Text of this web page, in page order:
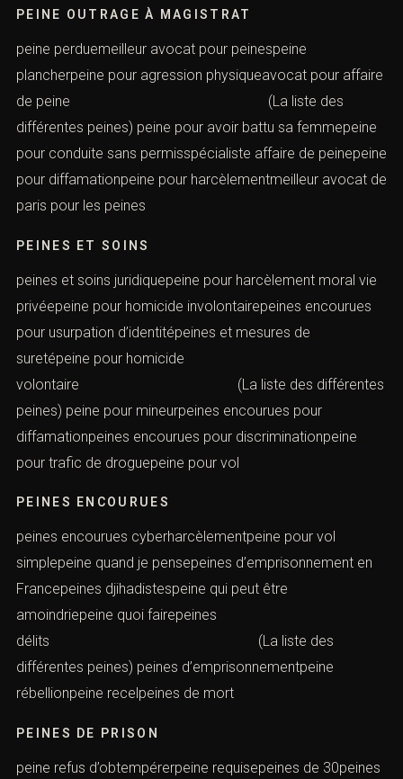
PEINE OUTRAGE À MAGISTRAT
peine perduemeilleur avocat pour peinespeine
plancherpeine pour agression physiqueavocat pour affaire
de peine (La liste des
différentes peines) peine pour avoir battu sa femmepeine
pour conduite sans permisspécialiste affaire de peinepeine
pour diffamationpeine pour harcèlementmeilleur avocat de
paris pour les peines
PEINES ET SOINS
peines et soins juridiquepeine pour harcèlement moral vie
privéepeine pour homicide involontairepeines encourues
pour usurpation d’identitépeines et mesures de
suretépeine pour homicide
volontaire (La liste des différentes
peines) peine pour mineurpeines encourues pour
diffamationpeines encourues pour discriminationpeine
pour trafic de droguepeine pour vol
PEINES ENCOURUES
peines encourues cyberharcèlementpeine pour vol
simplepeine quand je pensepeines d’emprisonnement en
Francepeines djihadistespeine qui peut être
amoindriepeine quoi fairepeines
délits (La liste des
différentes peines) peines d’emprisonnementpeine
rébellionpeine recelpeines de mort
PEINES DE PRISON
peine refus d’obtempérerpeine requisepeines de 30peines